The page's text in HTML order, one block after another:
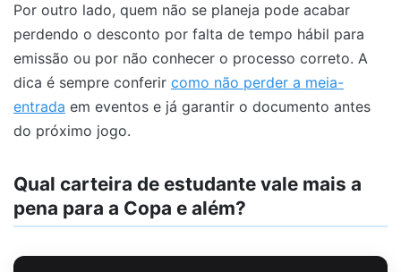
Por outro lado, quem não se planeja pode acabar
perdendo o desconto por falta de tempo hábil para
emissão ou por não conhecer o processo correto. A
dica é sempre conferir como não perder a meia-
entrada em eventos e já garantir o documento antes
do próximo jogo.
Qual carteira de estudante vale mais a
pena para a Copa e além?